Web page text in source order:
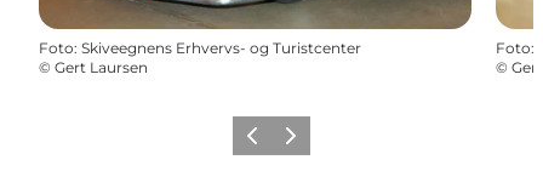
Foto: Skiveegnens Erhvervs- og Turistcenter
© Gert Laursen
Foto:
©
Vorherige Folie
Nächste Folie